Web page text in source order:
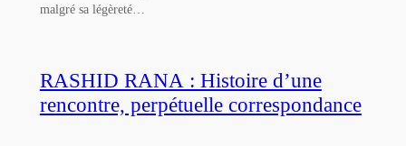
malgré sa légèreté…
RASHID RANA : Histoire d’une
rencontre, perpétuelle correspondance